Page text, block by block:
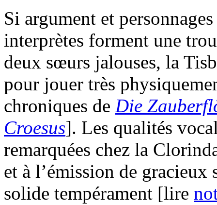
Si argument et
interprètes forment une
deux sœurs jalouses, la
pour jouer très
chroniques de Die
Croesus]. Les qualités
remarquées chez la
et à l’émission de gracieux
solide tempérament [lire